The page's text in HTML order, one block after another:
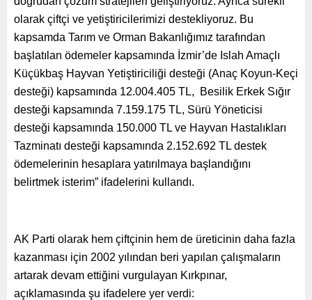
olarak çiftçi ve yetiştiricilerimizi destekliyoruz. Bu
kapsamda Tarım ve Orman Bakanlığımız tarafından
başlatılan ödemeler kapsamında İzmir’de Islah Amaçlı
Küçükbaş Hayvan Yetiştiriciliği desteği (Anaç Koyun-Keçi
desteği) kapsamında 12.004.405 TL, Besilik Erkek Sığır
desteği kapsamında 7.159.175 TL, Sürü Yöneticisi
desteği kapsamında 150.000 TL ve Hayvan Hastalıkları
Tazminatı desteği kapsamında 2.152.692 TL destek
ödemelerinin hesaplara yatırılmaya başlandığını
belirtmek isterim” ifadelerini kullandı.
AK Parti olarak hem çiftçinin hem de üreticinin daha fazla
kazanması için 2002 yılından beri yapılan çalışmaların
artarak devam ettiğini vurgulayan Kırkpınar,
açıklamasında şu ifadelere yer verdi: